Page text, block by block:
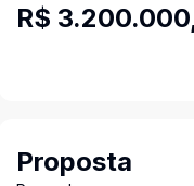
R$
Proposta